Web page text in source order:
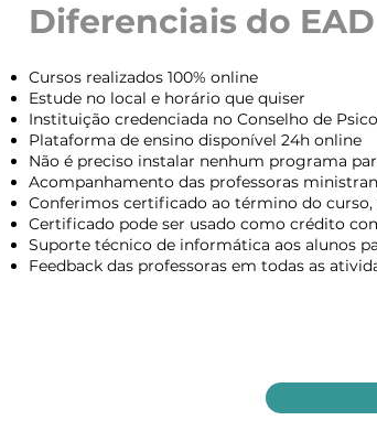
Diferenciais do
Cursos realizados 100% online
Estude no local e horário que quiser
Instituição credenciada no Conselho de
Plataforma de ensino disponível 24h online
Não é preciso instalar nenhum programa
Acompanhamento das professoras
Conferimos certificado ao término do curso,
Certificado pode ser usado como crédito
Suporte técnico de informática aos alunos
Feedback das professoras em todas as